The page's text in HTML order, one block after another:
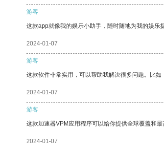
游客
这款app就像我的娱乐小助手，随时随地为我的娱乐
2024-01-07
游客
这款软件非常实用，可以帮助我解决很多问题。比
2024-01-07
游客
这款加速器VPM应用程序可以给你提供全球覆盖和最
2024-01-07